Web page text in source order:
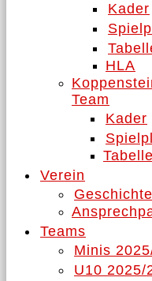
Kader
HLA
Team
Kader
Tabelle
Verein
Teams
Minis
U10 2025/